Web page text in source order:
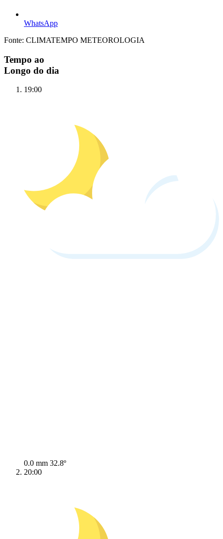
WhatsApp
Fonte: CLIMATEMPO METEOROLOGIA
Tempo ao
Longo do dia
19:00
0.0 mm 32.8º
20:00